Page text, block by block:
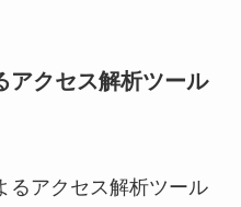
アクセス解析ツール
るアクセス解析ツール